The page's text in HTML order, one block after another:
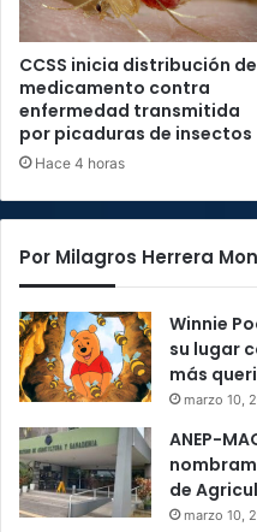
CCSS inicia distribución de
medicamento contra
enfermedad transmitida
por picaduras de insectos
Hace 4 horas
Por Milagros Herrera
Winnie
su lugar
más
marzo 10,
ANEP-
de
marzo 10,